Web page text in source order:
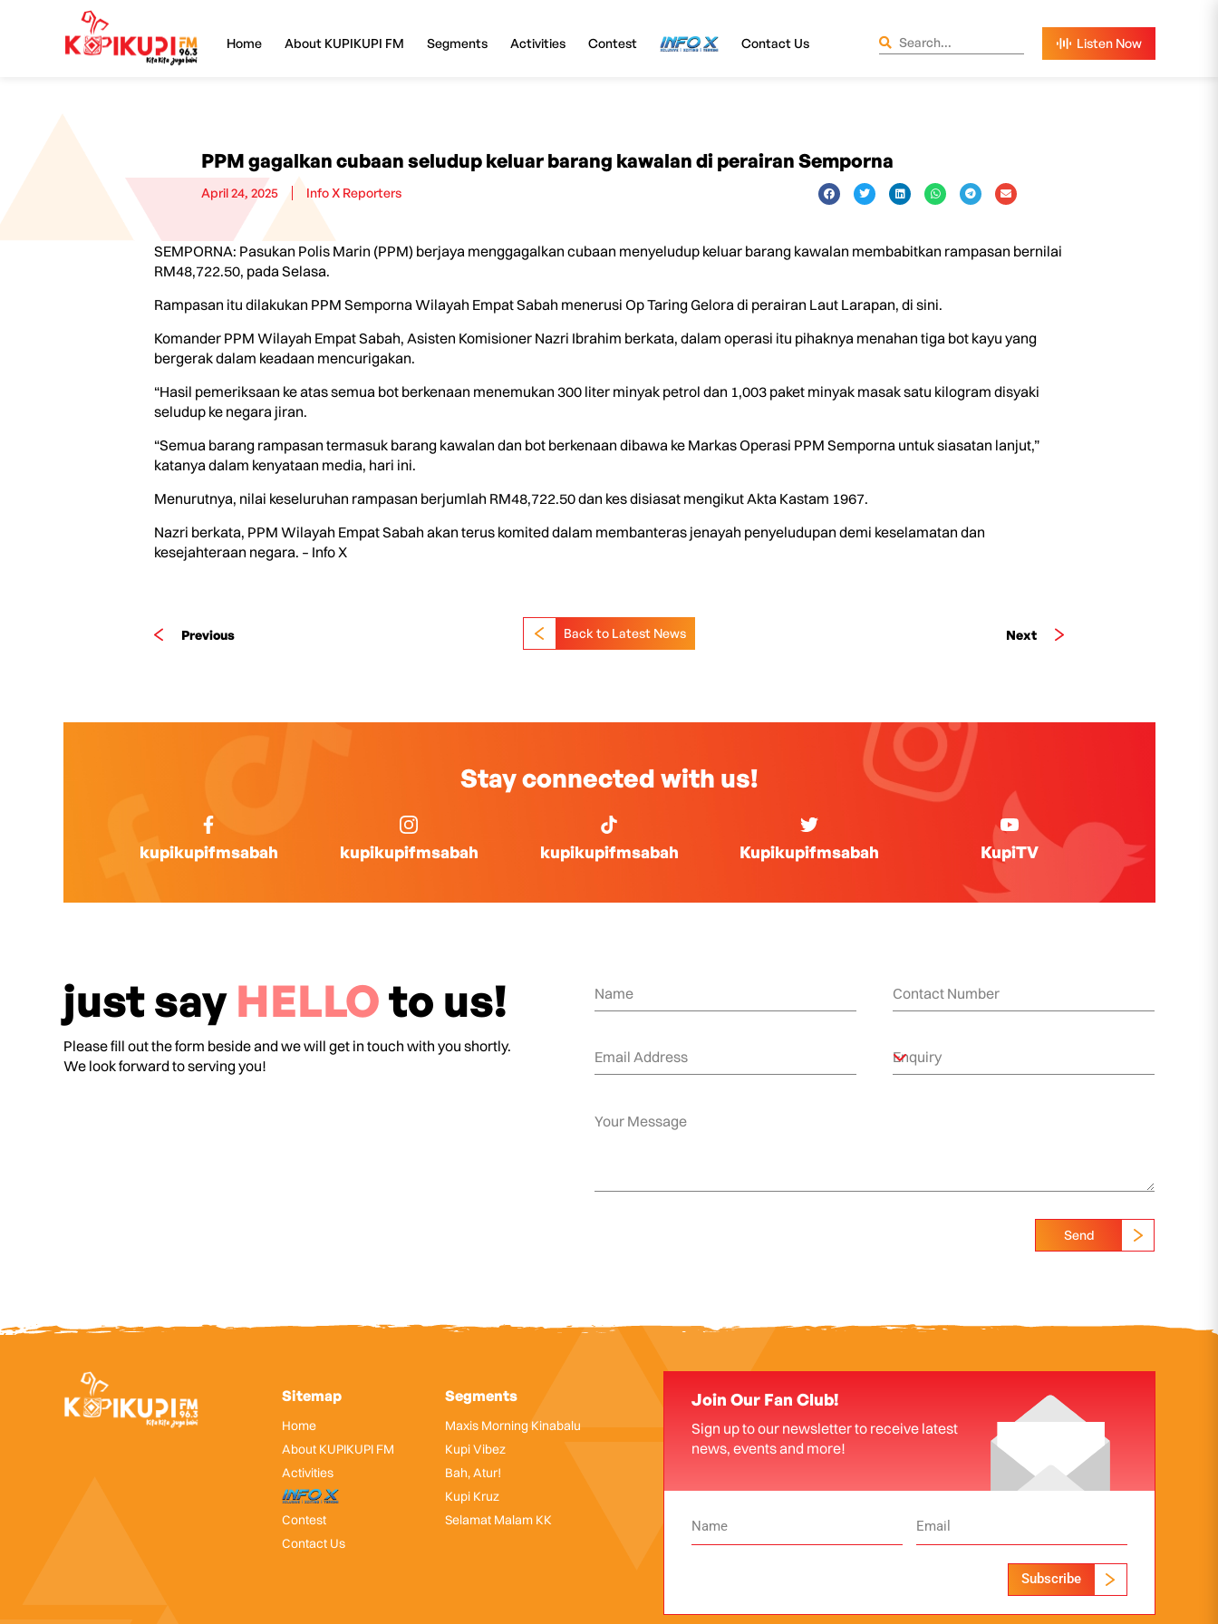
Home About KUPIKUPI FM Segments Activities Contest InfoX Contact Us
PPM gagalkan cubaan seludup keluar barang kawalan di perairan Semporna
April 24, 2025 Info X Reporters
SEMPORNA: Pasukan Polis Marin (PPM) berjaya menggagalkan cubaan menyeludup keluar barang kawalan membabitkan rampasan bernilai
RM48,722.50, pada Selasa.
Rampasan itu dilakukan PPM Semporna Wilayah Empat Sabah menerusi Op Taring Gelora di perairan Laut Larapan, di sini.
Komander PPM Wilayah Empat Sabah, Asisten Komisioner Nazri Ibrahim berkata, dalam operasi itu pihaknya menahan tiga bot kayu yang
bergerak dalam keadaan mencurigakan.
“Hasil pemeriksaan ke atas semua bot berkenaan menemukan 300 liter minyak petrol dan 1,003 paket minyak masak satu kilogram disyaki
seludup ke negara jiran.
“Semua barang rampasan termasuk barang kawalan dan bot berkenaan dibawa ke Markas Operasi PPM Semporna untuk siasatan lanjut,”
katanya dalam kenyataan media, hari ini.
Menurutnya, nilai keseluruhan rampasan berjumlah RM48,722.50 dan kes disiasat mengikut Akta Kastam 1967.
Nazri berkata, PPM Wilayah Empat Sabah akan terus komited dalam membanteras jenayah penyeludupan demi keselamatan dan
kesejahteraan negara. – Info X
Previous Next
Back to Latest News
Stay connected with us!
kupikupifmsabah kupikupifmsabah kupikupifmsabah Kupikupifmsabah KupiTV
just say HELLOto us!
Please fill out the form beside and we will get in touch with you shortly.
We look forward to serving you!
Send
Sitemap
Home
About KUPIKUPI FM
Activities
InfoX
Contest
Contact Us
Segments
Maxis Morning Kinabalu
Kupi Vibez
Bah, Atur!
Kupi Kruz
Selamat Malam KK
Join Our Fan Club!
Sign up to our newsletter to receive latest
news, events and more!
Subscribe